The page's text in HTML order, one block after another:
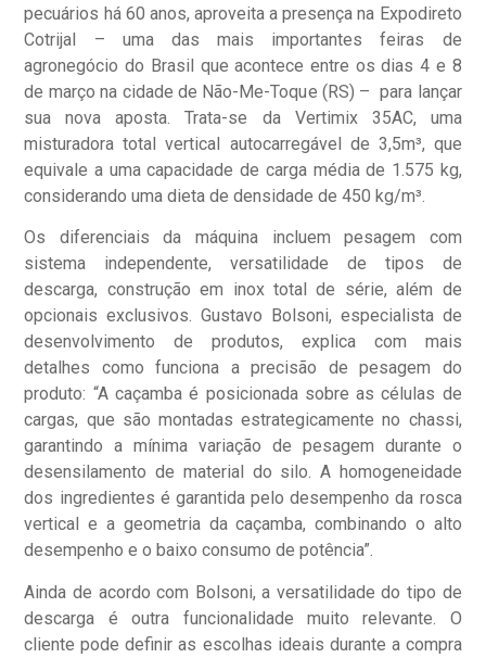
pecuários há 60 anos, aproveita a presença na Expodireto
Cotrijal – uma das mais importantes feiras de
agronegócio do Brasil que acontece entre os dias 4 e 8
de março na cidade de Não-Me-Toque (RS) – para lançar
sua nova aposta. Trata-se da Vertimix 35AC, uma
misturadora total vertical autocarregável de 3,5m³, que
equivale a uma capacidade de carga média de 1.575 kg,
considerando uma dieta de densidade de 450 kg/m³.
Os diferenciais da máquina incluem pesagem com
sistema independente, versatilidade de tipos de
descarga, construção em inox total de série, além de
opcionais exclusivos. Gustavo Bolsoni, especialista de
desenvolvimento de produtos, explica com mais
detalhes como funciona a precisão de pesagem do
produto: “A caçamba é posicionada sobre as células de
cargas, que são montadas estrategicamente no chassi,
garantindo a mínima variação de pesagem durante o
desensilamento de material do silo. A homogeneidade
dos ingredientes é garantida pelo desempenho da rosca
vertical e a geometria da caçamba, combinando o alto
desempenho e o baixo consumo de potência”.
Ainda de acordo com Bolsoni, a versatilidade do tipo de
descarga é outra funcionalidade muito relevante. O
cliente pode definir as escolhas ideais durante a compra